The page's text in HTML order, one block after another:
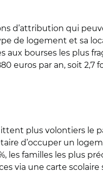
d’attribution qui
de logement et sa
aux bourses les plus
euros par an, soit 2,7
plus volontiers le
d’occuper un
les familles les plus
via une carte